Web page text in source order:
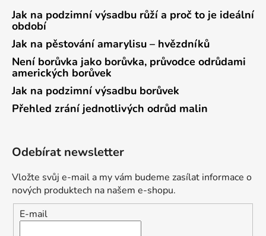
Jak na podzimní výsadbu růží a proč to je ideální
období
Jak na pěstování amarylisu – hvězdníků
Není borůvka jako borůvka, průvodce odrůdami
amerických borůvek
Jak na podzimní výsadbu borůvek
Přehled zrání jednotlivých odrůd malin
Odebírat newsletter
Vložte svůj e-mail a my vám budeme zasílat informace o
nových produktech na našem e-shopu.
E-mail